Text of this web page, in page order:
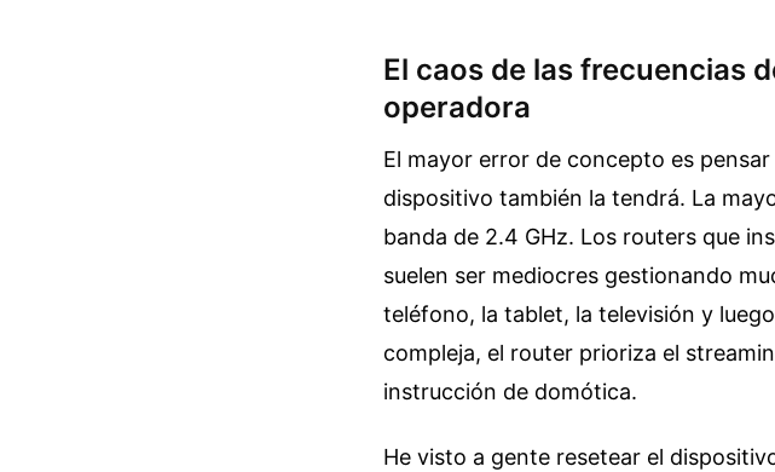
El caos de las frecuencias
operadora
El mayor error de concepto es
dispositivo también la tendrá. La
banda de 2.4 GHz. Los routers que
suelen ser mediocres gestionando
teléfono, la tablet, la televisión y
compleja, el router prioriza el
instrucción de domótica.
He visto a gente resetear el